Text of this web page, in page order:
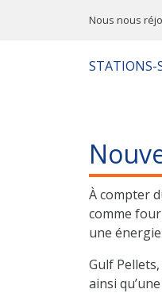
Nous nous
STATIONS-
À compter
comme
une
Gulf
ainsi